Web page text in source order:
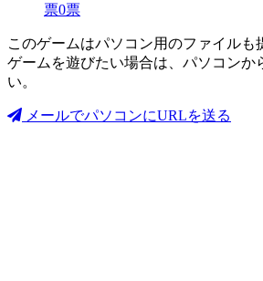
票0票
このゲームはパソコン用のファイルも
ゲームを遊びたい場合は、パソコンか
い。
メールでパソコンにURLを送る